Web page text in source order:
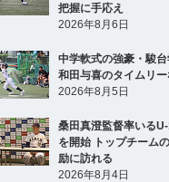
把握に手応え
2026年8月6日
中学軟式の強豪・駿
和田与喜のタイムリ
2026年8月5日
桑田真澄監督率いる
を開始 トップチーム
励に訪れる
2026年8月4日